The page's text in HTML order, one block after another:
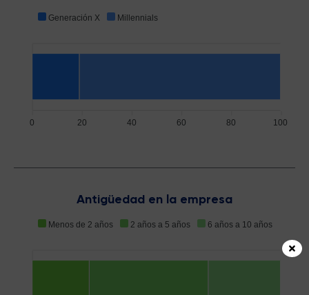
Generación X Millennials
100
80
60
40
20
0
Antigüedad en la empresa
Menos de 2 años 2 años a 5 años 6 años a 10 años